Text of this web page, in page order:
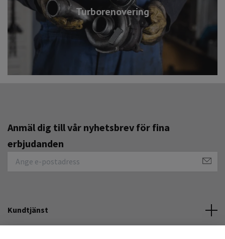
Turborenovering
Anmäl dig till vår nyhetsbrev för fina
erbjudanden
Kundtjänst